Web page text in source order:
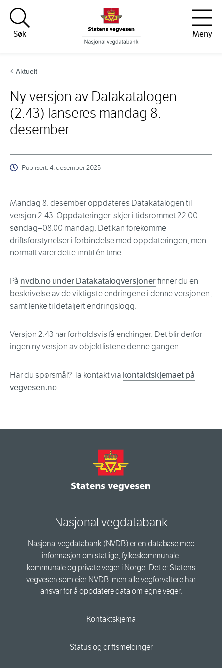
Hopp til innhold
Søk
Meny
Aktuelt
Ny versjon av Datakatalogen
(2.43) lanseres mandag 8.
desember
Publisert:4. desember 2025
Mandag 8. desember oppdateres Datakatalogen til
versjon 2.43. Oppdateringen skjer i tidsrommet 22.00
søndag–08.00 mandag. Det kan forekomme
driftsforstyrrelser i forbindelse med oppdateringen, men
normalt varer dette inntil én time.
På nvdb.no under Datakatalogversjonerfinner du en
beskrivelse av de viktigste endringene i denne versjonen,
samt lenke til detaljert endringslogg.
Versjon 2.43 har forholdsvis få endringer. Det blir derfor
ingen ny versjon av objektlistene denne gangen.
Har du spørsmål? Ta kontakt via kontaktskjemaet på
vegvesen.no.
Nasjonal vegdatabank
Nasjonal vegdatabank (NVDB) er en database med
informasjon om statlige, fylkeskommunale,
kommunale og private veger i Norge. Det er Statens
vegvesen som eier NVDB, men alle vegforvaltere har
ansvar for å oppdatere data om egne veger.
Kontaktskjema
Status og driftsmeldinger